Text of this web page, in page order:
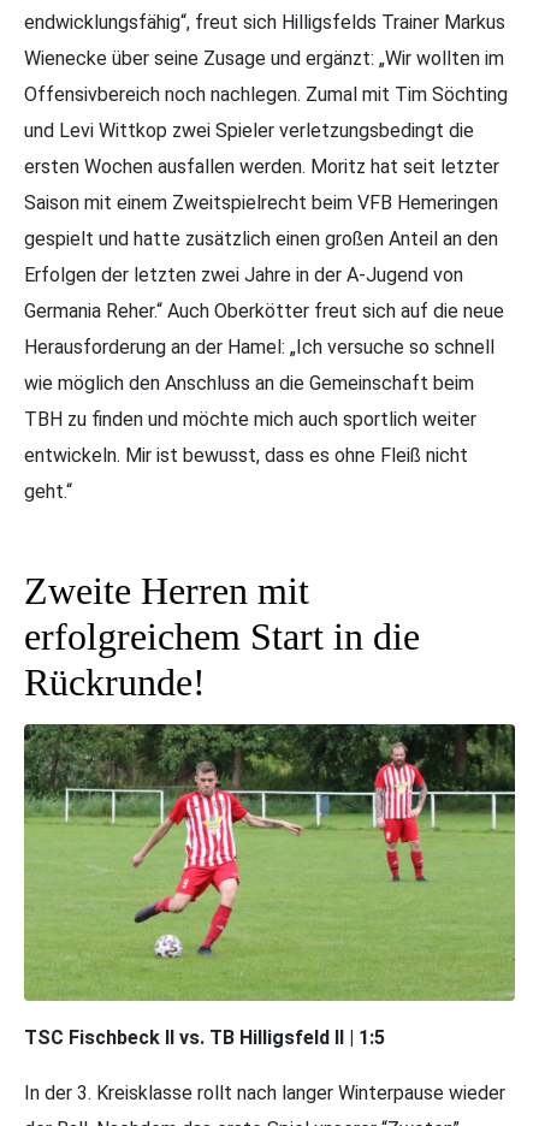
endwicklungsfähig“, freut sich Hilligsfelds Trainer Markus
Wienecke über seine Zusage und ergänzt: „Wir wollten im
Offensivbereich noch nachlegen. Zumal mit Tim Söchting
und Levi Wittkop zwei Spieler verletzungsbedingt die
ersten Wochen ausfallen werden. Moritz hat seit letzter
Saison mit einem Zweitspielrecht beim VFB Hemeringen
gespielt und hatte zusätzlich einen großen Anteil an den
Erfolgen der letzten zwei Jahre in der A-Jugend von
Germania Reher.“ Auch Oberkötter freut sich auf die neue
Herausforderung an der Hamel: „Ich versuche so schnell
wie möglich den Anschluss an die Gemeinschaft beim
TBH zu finden und möchte mich auch sportlich weiter
entwickeln. Mir ist bewusst, dass es ohne Fleiß nicht
geht.“
Zweite Herren mit
erfolgreichem Start in die
Rückrunde!
TSC Fischbeck II vs. TB Hilligsfeld II | 1:5
In der 3. Kreisklasse rollt nach langer Winterpause wieder